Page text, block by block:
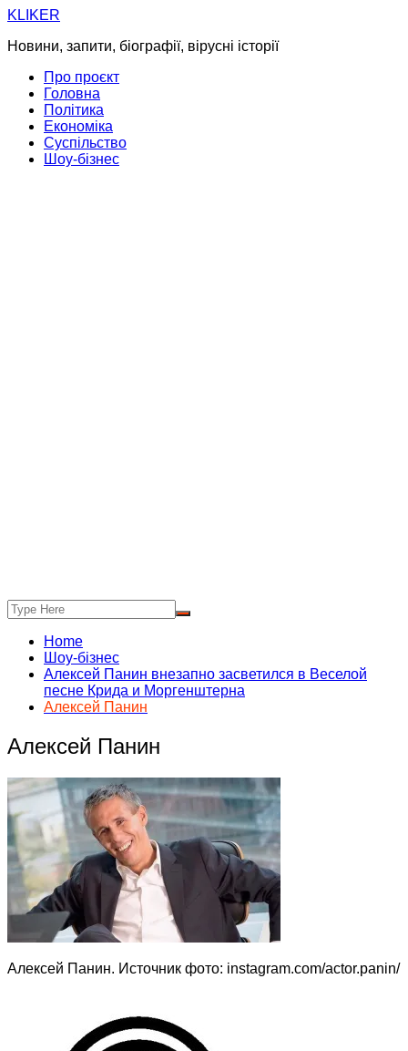
Skip
content
KLIKER
Новини, запити, біографії, вірусні історії
Про проєкт
Головна
Політика
Економіка
Суспільство
Шоу-бізнес
Home
Шоу-бізнес
Алексей Панин внезапно засветился в Веселой
песне Крида и Моргенштерна
Алексей Панин
Алексей Панин
Алексей Панин. Источник фото: instagram.com/actor.panin/